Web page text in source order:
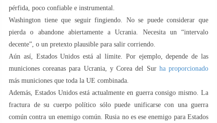
pérfida, poco confiable e instrumental.
Washington tiene que seguir fingiendo. No se puede considerar que
pierda o abandone abiertamente a Ucrania. Necesita un “intervalo
decente”, o un pretexto plausible para salir corriendo.
Aún así, Estados Unidos está al límite. Por ejemplo, depende de las
municiones coreanas para Ucrania, y Corea del Sur ha proporcionado
más municiones que toda la UE combinada.
Además, Estados Unidos está actualmente en guerra consigo mismo. La
fractura de su cuerpo político sólo puede unificarse con una guerra
común contra un enemigo común. Rusia no es ese enemigo para Estados